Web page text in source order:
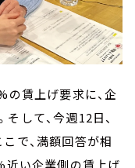
の賃上げ要求に、企
して、今週12日、
で、満額回答が相
近い企業側の賃上げ